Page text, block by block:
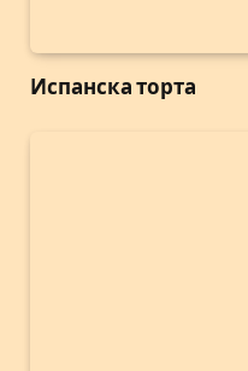
Испанска торта